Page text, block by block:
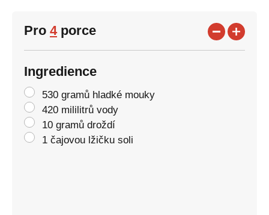
Pro 4porce
Ingredience
530 gramů hladké mouky
420 mililitrů vody
10 gramů droždí
1 čajovou lžičku soli